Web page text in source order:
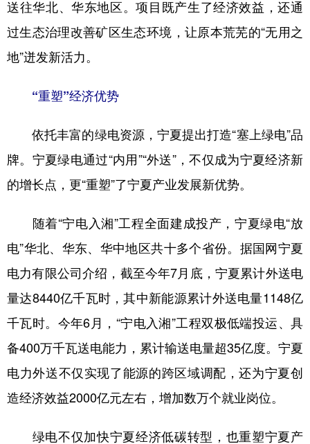
送往华北、华东地区。项目既产生了经济效益，还通
过生态治理改善矿区生态环境，让原本荒芜的“无用之
地”迸发新活力。
“重塑”经济优势
依托丰富的绿电资源，宁夏提出打造“塞上绿电”品
牌。宁夏绿电通过“内用”“外送”，不仅成为宁夏经济新
的增长点，更“重塑”了宁夏产业发展新优势。
随着“宁电入湘”工程全面建成投产，宁夏绿电“放
电”华北、华东、华中地区共十多个省份。据国网宁夏
电力有限公司介绍，截至今年7月底，宁夏累计外送电
量达8440亿千瓦时，其中新能源累计外送电量1148亿
千瓦时。今年6月，“宁电入湘”工程双极低端投运、具
备400万千瓦送电能力，累计输送电量超35亿度。宁夏
电力外送不仅实现了能源的跨区域调配，还为宁夏创
造经济效益2000亿元左右，增加数万个就业岗位。
绿电不仅加快宁夏经济低碳转型，也重塑宁夏产